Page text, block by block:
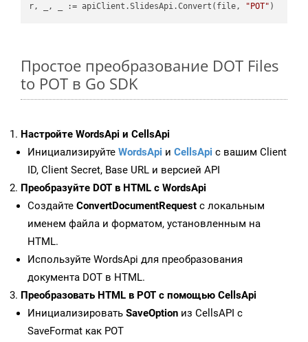
r, _, _ := apiClient.SlidesApi.Convert(file,
"POT"
Простое преобразование DOT Files
to POT в Go SDK
Настройте WordsApi и CellsApi
Инициализируйте WordsApi и CellsApi с вашим Client
ID, Client Secret, Base URL и версией API
Преобразуйте DOT в HTML с WordsApi
Создайте ConvertDocumentRequest с локальным
именем файла и форматом, установленным на
HTML.
Используйте WordsApi для преобразования
документа DOT в HTML.
Преобразовать HTML в POT с помощью CellsApi
Инициализировать SaveOption из CellsAPI с
SaveFormat как POT